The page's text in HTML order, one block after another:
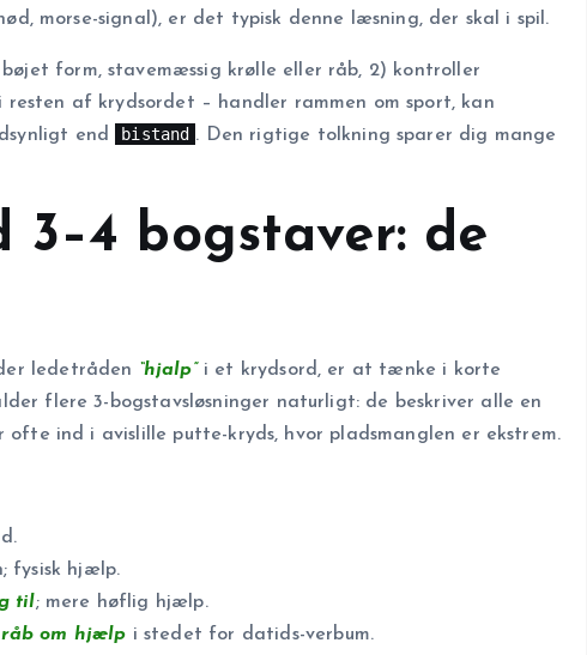
morse-signal), er det typisk denne læsning, der skal i spil.
bøjet form, stavemæssig krølle eller råb, 2) kontroller
af krydsordet – handler rammen om sport, kan
end bistand . Den rigtige tolkning sparer dig mange
3–4 bogstaver: de
ledetråden “hjalp”i et krydsord, er at tænke i korte
flere 3-bogstavsløsninger naturligt: de beskriver alle en
ind i avislille putte-kryds, hvor pladsmanglen er ekstrem.
fysisk hjælp.
til; mere høflig hjælp.
råb om hjælp i stedet for datids-verbum.